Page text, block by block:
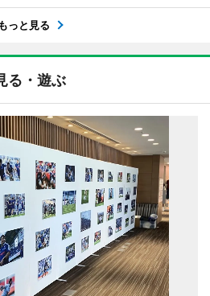
もっと見る
る・遊ぶ